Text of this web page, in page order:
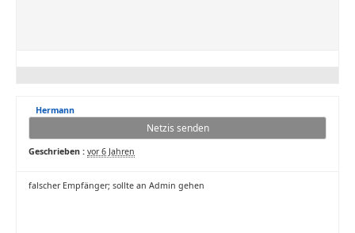
Hermann
Netzis senden
Geschrieben : vor 6 Jahren
falscher Empfänger; sollte an Admin gehen